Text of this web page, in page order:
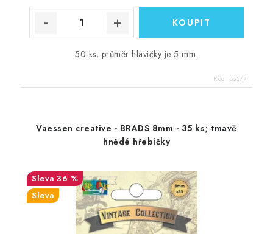
50 ks; průměr hlavičky je 5 mm.
Kód: 88577
Vaessen creative - BRADS 8mm - 35 ks; tmavě
hnědé hřebíčky
36 %
Sleva